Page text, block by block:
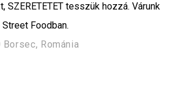
SZERETETET tesszük hozzá. Várunk
Foodban.
Románia